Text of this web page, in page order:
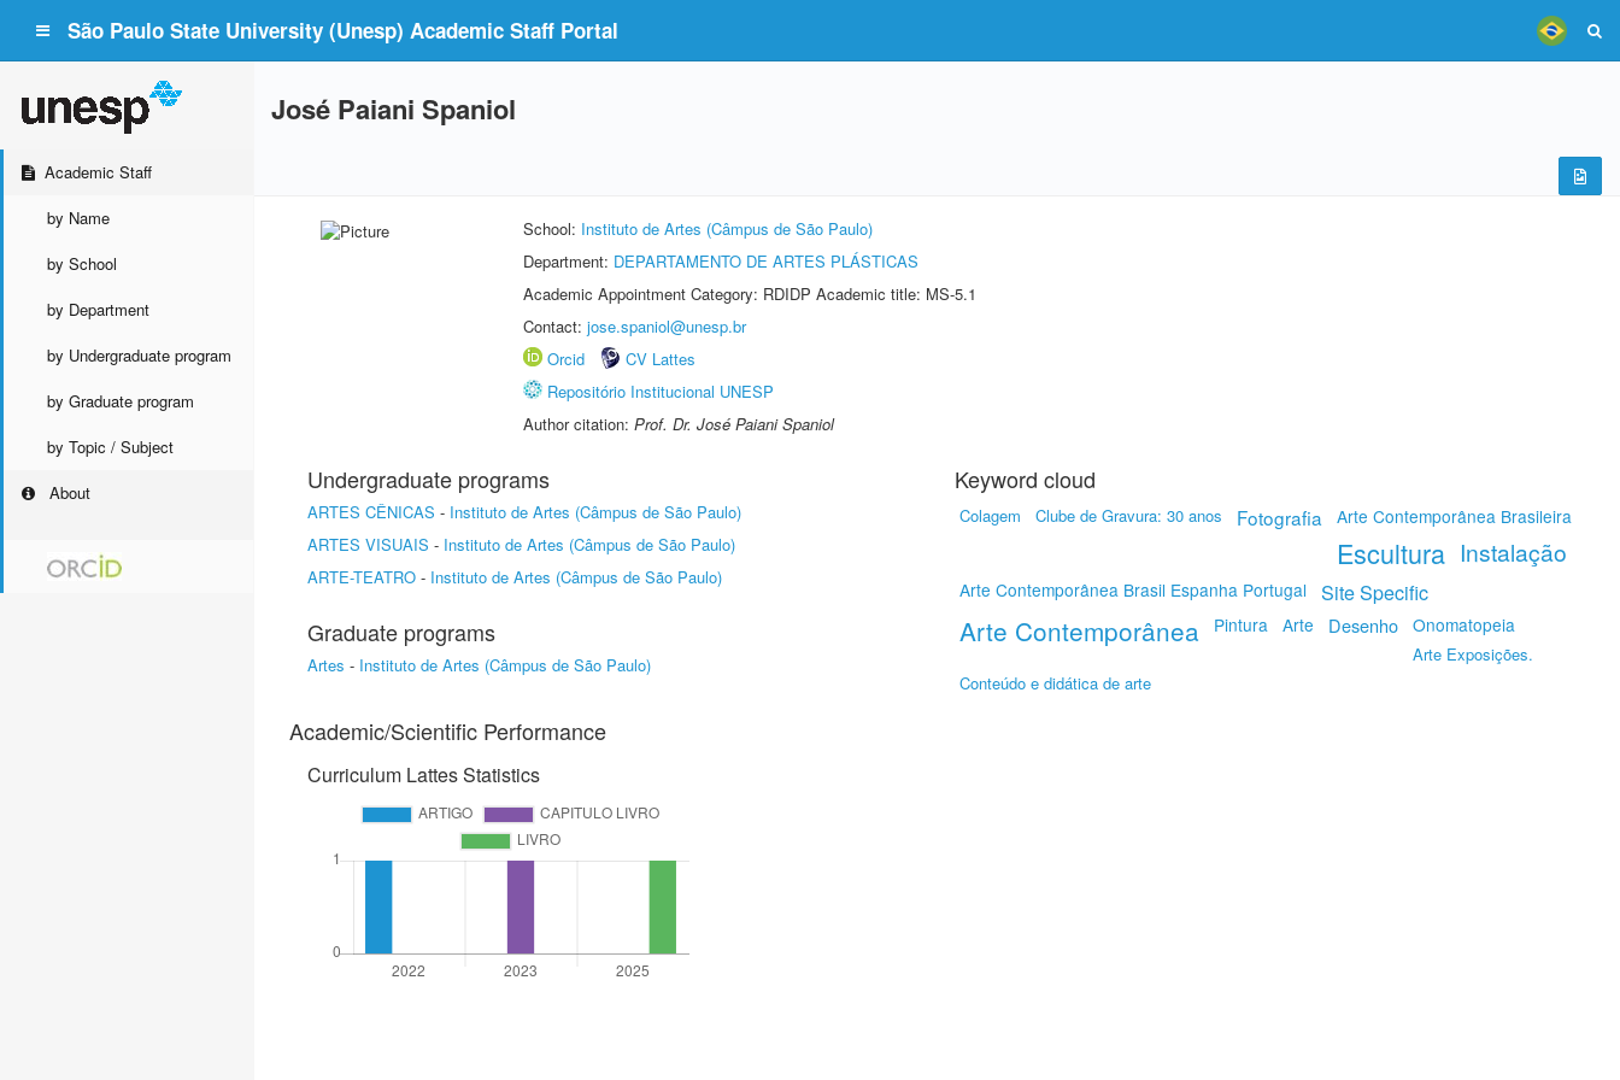
São Paulo State University (Unesp) Academic Staff Portal
Academic Staff
by Name
by School
by Department
by Undergraduate program
by Graduate program
by Topic / Subject
About
José Paiani Spaniol
School: Instituto de Artes (Câmpus de São Paulo)
Department: DEPARTAMENTO DE ARTES PLÁSTICAS
Academic Appointment Category: RDIDP Academic title: MS-5.1
Contact: jose.spaniol@unesp.br
Orcid
CV Lattes
Repositório Institucional UNESP
Author citation: Prof. Dr. José Paiani Spaniol
Undergraduate programs
ARTES CÊNICAS - Instituto de Artes (Câmpus de São Paulo)
ARTES VISUAIS - Instituto de Artes (Câmpus de São Paulo)
ARTE-TEATRO - Instituto de Artes (Câmpus de São Paulo)
Graduate programs
Artes - Instituto de Artes (Câmpus de São Paulo)
Keyword cloud
Colagem Clube de Gravura: 30 anos Fotografia Arte Contemporânea Brasileira
Escultura Instalação
Arte Contemporânea Brasil Espanha Portugal Site Specific
Arte Contemporânea Pintura Arte Desenho Onomatopeia
Arte Exposições.
Conteúdo e didática de arte
Academic/Scientific Performance
Curriculum Lattes Statistics